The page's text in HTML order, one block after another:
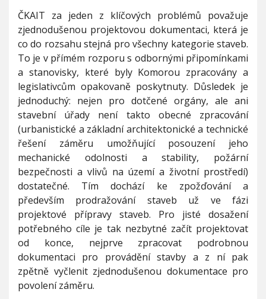
ČKAIT za jeden z klíčových problémů považuje
zjednodušenou projektovou dokumentaci, která je
co do rozsahu stejná pro všechny kategorie staveb.
To je v přímém rozporu s odbornými připomínkami
a stanovisky, které byly Komorou zpracovány a
legislativcům opakovaně poskytnuty. Důsledek je
jednoduchý: nejen pro dotčené orgány, ale ani
stavební úřady není takto obecné zpracování
(urbanistické a základní architektonické a technické
řešení záměru umožňující posouzení jeho
mechanické odolnosti a stability, požární
bezpečnosti a vlivů na území a životní prostředí)
dostatečné. Tím dochází ke zpožďování a
především prodražování staveb už ve fázi
projektové přípravy staveb. Pro jisté dosažení
potřebného cíle je tak nezbytné začít projektovat
od konce, nejprve zpracovat podrobnou
dokumentaci pro provádění stavby a z ní pak
zpětně vyčlenit zjednodušenou dokumentace pro
povolení záměru.